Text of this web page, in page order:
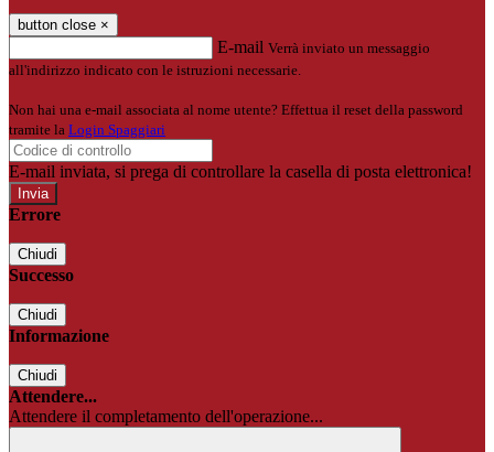
button close ×
E-mail Verrà inviato un messaggio
all'indirizzo indicato con le istruzioni necessarie.
Non hai una e-mail associata al nome utente? Effettua il reset della password
tramite la Login Spaggiari
E-mail inviata, si prega di controllare la casella di posta elettronica!
Errore
Chiudi
Successo
Chiudi
Informazione
Chiudi
Attendere...
Attendere il completamento dell'operazione...